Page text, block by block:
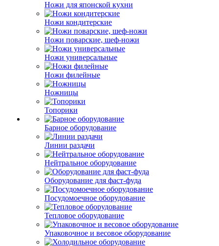
Ножи для японской кухни
Ножи кондитерские
Ножи поварские, шеф-ножи
Ножи универсальные
Ножи филейные
Ножницы
Топорики
Барное оборудование
Линии раздачи
Нейтральное оборудование
Оборудование для фаст-фуда
Посудомоечное оборудование
Тепловое оборудование
Упаковочное и весовое оборудование